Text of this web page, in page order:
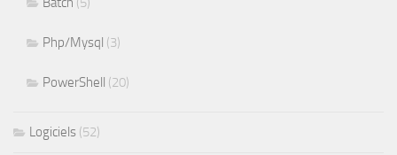
Php/Mysql (3)
PowerShell (20)
Logiciels (52)